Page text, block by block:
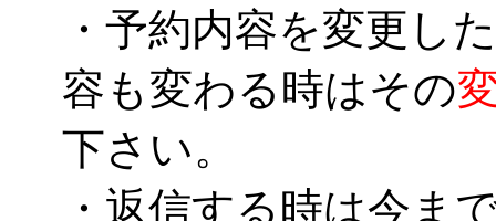
・予約内容を変更し
容も変わる時はその
下さい。
・返信する時は今ま